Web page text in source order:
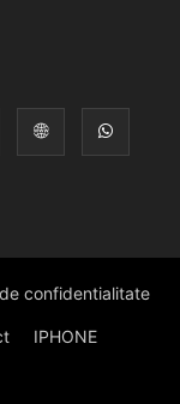
confidentialitate
IPHONE